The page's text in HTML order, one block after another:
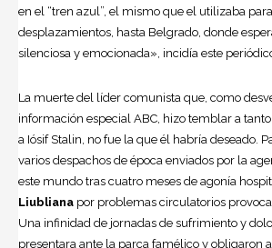
en el “tren azul”, el mismo que el utilizaba
desplazamientos, hasta Belgrado, donde
silenciosa y emocionada», incidía este
La muerte del líder comunista que, como
información especial ABC, hizo temblar a
a Iósif Stalin, no fue la que él habría deseado.
varios despachos de época enviados por la
este mundo tras cuatro meses de agonía
Liubliana por problemas circulatorios
Una infinidad de jornadas de sufrimiento y
presentara ante la parca famélico y obligaron